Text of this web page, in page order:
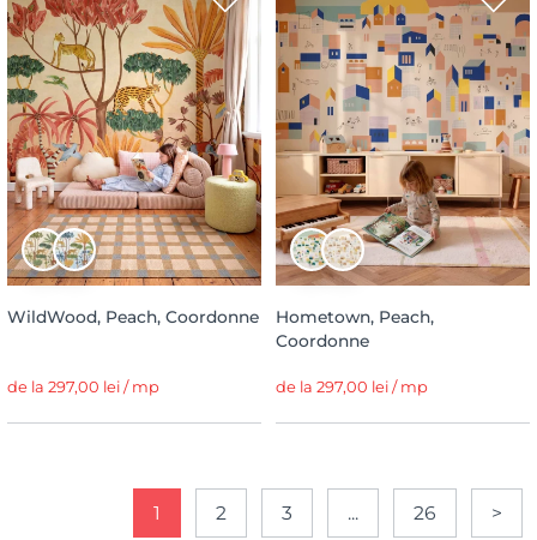
WildWood, Peach, Coordonne
de la 297,00 lei / mp
Hometown, Peach,
Coordonne
de la 297,00 lei / mp
1 2 3 ... 26 >